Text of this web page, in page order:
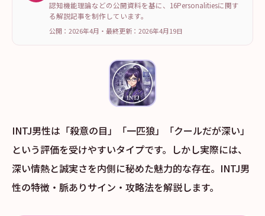
認知機能理論などの公開資料を基に、16Personalitiesに関す
る解説記事を制作しています。
公開：2026年4月 ・ 最終更新： 2026年4月19日
INTJ男性は「殺意の目」「一匹狼」「クールだが深い」
という評価を受けやすいタイプです。しかし実際には、
深い情熱と誠実さを内側に秘めた魅力的な存在。INTJ男
性の特徴・脈ありサイン・攻略法を解説します。